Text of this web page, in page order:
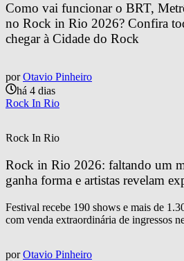
Como vai funcionar o BRT,
no Rock in Rio 2026? Confira
chegar à Cidade do Rock
por Otavio Pinheiro
há 4 dias
Rock In Rio
Rock In Rio
Rock in Rio 2026: faltando um
ganha forma e artistas revelam
Festival recebe 190 shows e mais de
com venda extraordinária de ingressos
por Otavio Pinheiro